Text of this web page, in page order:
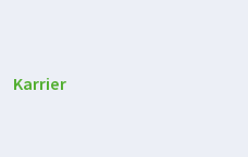
Karrier